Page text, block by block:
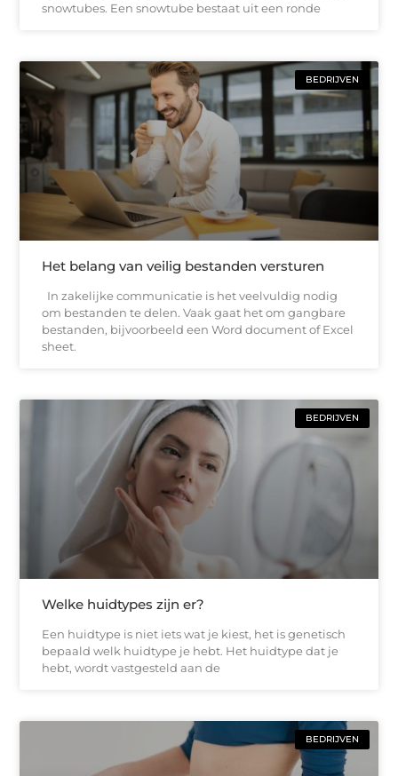
snowtubes. Een snowtube bestaat uit een ronde
BEDRIJVEN
Het belang van veilig bestanden versturen
In zakelijke communicatie is het veelvuldig nodig
om bestanden te delen. Vaak gaat het om gangbare
bestanden, bijvoorbeeld een Word document of Excel
sheet.
BEDRIJVEN
Welke huidtypes zijn er?
Een huidtype is niet iets wat je kiest, het is genetisch
bepaald welk huidtype je hebt. Het huidtype dat je
hebt, wordt vastgesteld aan de
BEDRIJVEN